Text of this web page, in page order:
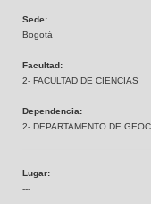
Sede:
Bogotá
Facultad:
2- FACULTAD DE CIENCIAS
Dependencia:
2- DEPARTAMENTO DE
Lugar:
---